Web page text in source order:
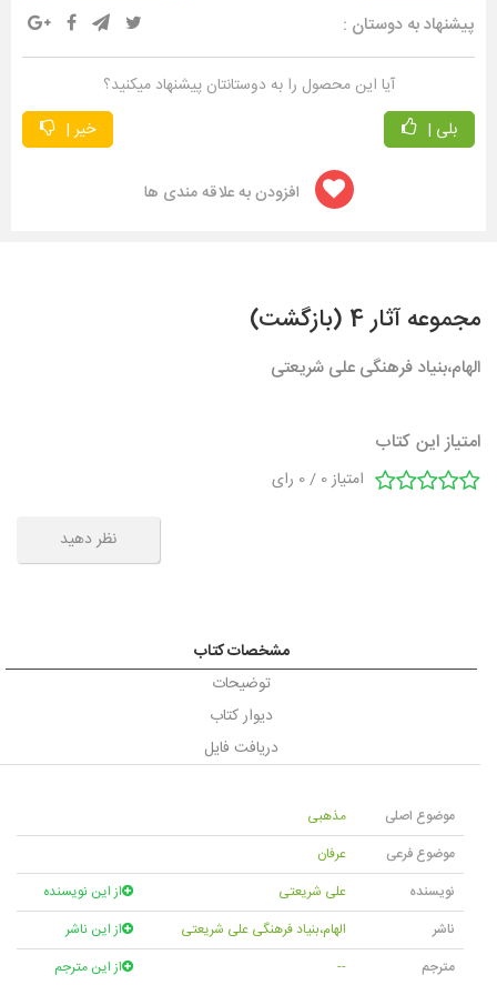
پیشنهاد به دوستان :
آیا این محصول را به دوستانتان پیشنهاد میکنید؟
بلی |
خیر |
افزودن به علاقه مندی ها
مجموعه آثار 4 (بازگشت)
الهام،بنیاد فرهنگی علی شریعتی
امتیاز این کتاب
امتیاز0
/
0 رای
نظر دهید
مشخصات کتاب
توضیحات
دیوار کتاب
دریافت فایل
موضوع اصلی
مذهبی
موضوع فرعی
عرفان
نویسنده
علی شریعتی
از این نویسنده
ناشر
الهام،بنیاد فرهنگی علی شریعتی
از این ناشر
مترجم
--
از این مترجم